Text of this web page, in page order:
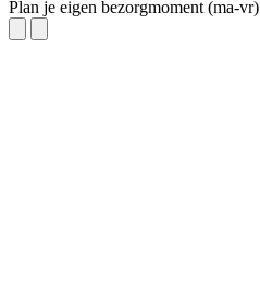
Plan je eigen bezorgmoment (ma-vr)